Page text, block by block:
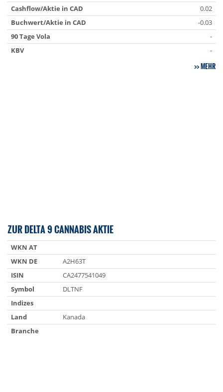
Cashflow/Aktie in CAD
0.02
Buchwert/Aktie in CAD
-0.03
90 Tage Vola
-
KBV
-
MEHR
ZUR DELTA 9 CANNABIS AKTIE
WKN AT
WKN DE
A2H63T
ISIN
CA2477541049
Symbol
DLTNF
Indizes
Land
Kanada
Branche